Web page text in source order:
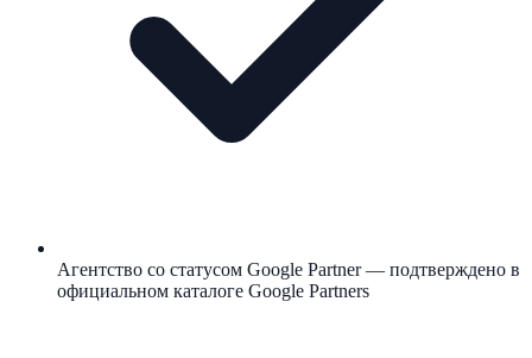
Агентство со статусом Google Partner — подтверждено в
официальном каталоге Google Partners